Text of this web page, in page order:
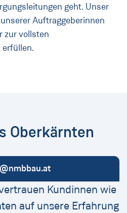
geht. Unser
Auftraggeberinnen
zur vollsten
Oberkärnten
Kundinnen wie
auf unsere Erfahrung